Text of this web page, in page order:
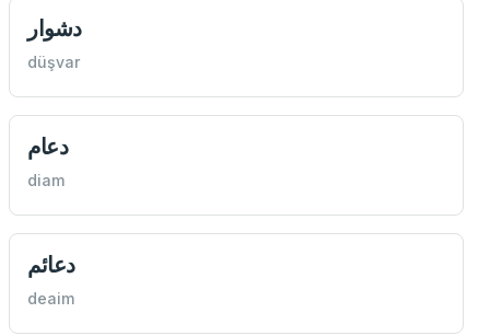
دشوار
düşvar
دعام
diam
دعائم
deaim